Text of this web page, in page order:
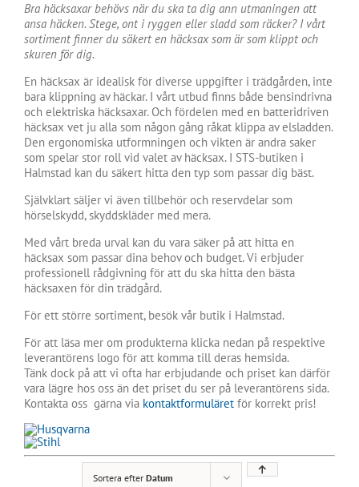
Bra häcksaxar behövs när du ska ta dig ann utmaningen att
ansa häcken. Stege, ont i ryggen eller sladd som räcker? I vårt
sortiment finner du säkert en häcksax som är som klippt och
skuren för dig.
En häcksax är idealisk för diverse uppgifter i trädgården, inte
bara klippning av häckar. I vårt utbud finns både bensindrivna
och elektriska häcksaxar. Och fördelen med en batteridriven
häcksax vet ju alla som någon gång råkat klippa av elsladden.
Den ergonomiska utformningen och vikten är andra saker
som spelar stor roll vid valet av häcksax. I STS-butiken i
Halmstad kan du säkert hitta den typ som passar dig bäst.
Självklart säljer vi även tillbehör och reservdelar som
hörselskydd, skyddskläder med mera.
Med vårt breda urval kan du vara säker på att hitta en
häcksax som passar dina behov och budget. Vi erbjuder
professionell rådgivning för att du ska hitta den bästa
häcksaxen för din trädgård.
För ett större sortiment, besök vår butik i Halmstad.
För att läsa mer om produkterna klicka nedan på respektive
leverantörens logo för att komma till deras hemsida.
Tänk dock på att vi ofta har erbjudande och priset kan därför
vara lägre hos oss än det priset du ser på leverantörens sida.
Kontakta oss gärna via kontaktformuläret för korrekt pris!
Sortera efter Datum